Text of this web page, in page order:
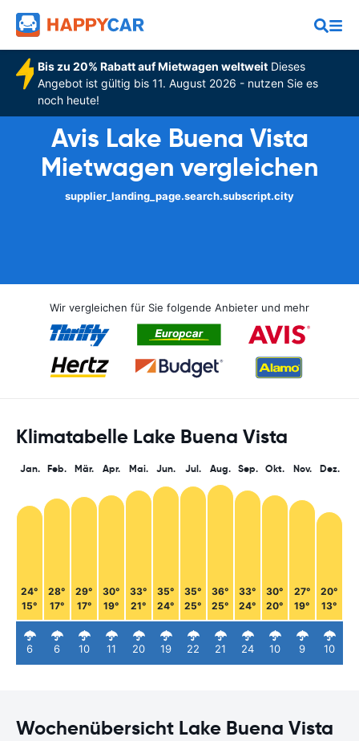
Bis zu 20% Rabatt auf Mietwagen weltweitDieses
Angebot ist gültig bis 11. August 2026 - nutzen Sie es
noch heute!
Avis Lake Buena Vista
Mietwagen vergleichen
supplier_landing_page.search.subscript.city
Wir vergleichen für Sie folgende Anbieter und mehr
Klimatabelle Lake Buena Vista
Jan.
24°
15°
6
Feb.
28°
17°
6
Mär.
29°
17°
10
Apr.
30°
19°
11
Mai.
33°
21°
20
Jun.
35°
24°
19
Jul.
35°
25°
22
Aug.
36°
25°
21
Sep.
33°
24°
24
Okt.
30°
20°
10
Nov.
27°
19°
9
Dez.
20°
13°
10
Wochenübersicht Lake Buena Vista